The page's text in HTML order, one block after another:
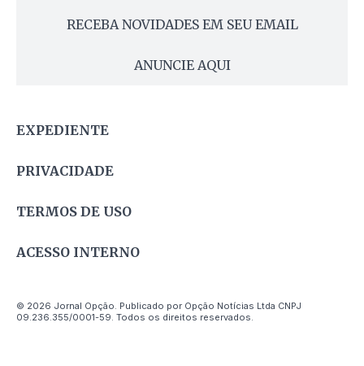
RECEBA NOVIDADES EM SEU EMAIL
ANUNCIE AQUI
EXPEDIENTE
PRIVACIDADE
TERMOS DE USO
ACESSO INTERNO
© 2026 Jornal Opção. Publicado por Opção Notícias Ltda CNPJ
09.236.355/0001-59. Todos os direitos reservados.